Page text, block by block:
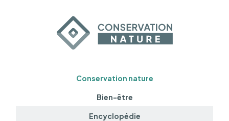
Conservation nature
Bien-être
Encyclopédie